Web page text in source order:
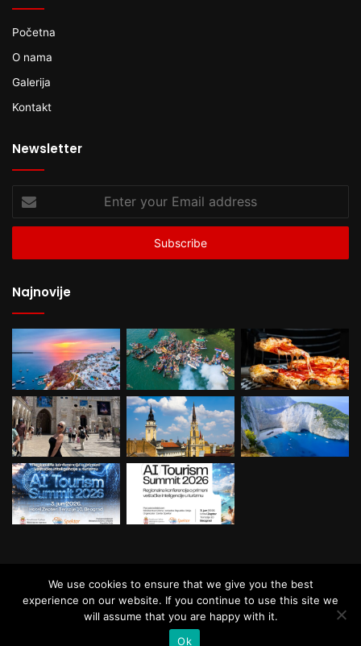
Početna
O nama
Galerija
Kontakt
Newsletter
Enter
your
Email
Najnovije
© Copyright Balkan Travel, All Rights
Reserved.
We use cookies to ensure that we give you the best
experience on our website. If you continue to use this site we
will assume that you are happy with it.
Ok